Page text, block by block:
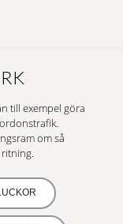
till exempel göra
om så